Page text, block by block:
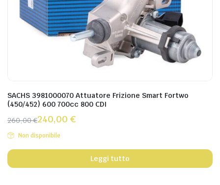
SACHS 3981000070 Attuatore Frizione Smart Fortwo
(450/452) 600 700cc 800 CDI
260,00€240,00 €
Non disponibile
Leggi tutto